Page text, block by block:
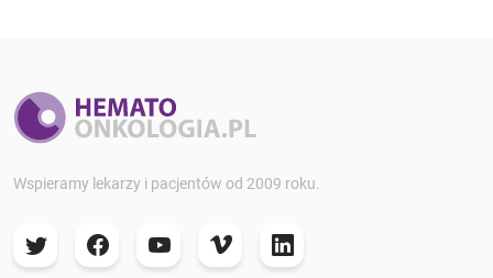
Wspieramy lekarzy i pacjentów od 2009 roku.